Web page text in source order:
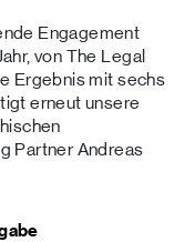
Engagement
von The Legal
Ergebnis mit sechs
erneut unsere
Partner Andreas